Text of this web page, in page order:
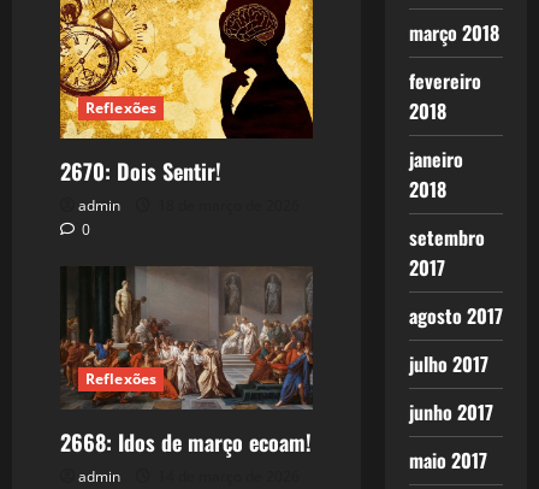
Reflexões
2670: Dois Sentir!
admin
0
Reflexões
2668: Idos de março ecoam!
admin
março 2018
fevereiro
2018
janeiro
2018
setembro
2017
agosto 2017
julho 2017
junho 2017
maio 2017